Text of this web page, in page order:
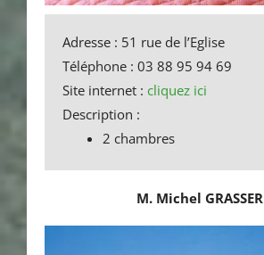
Adresse : 51 rue de l’Eglise
Téléphone : 03 88 95 94 69
Site internet : cliquez ici
Description :
2 chambres
M. Michel GRASSER